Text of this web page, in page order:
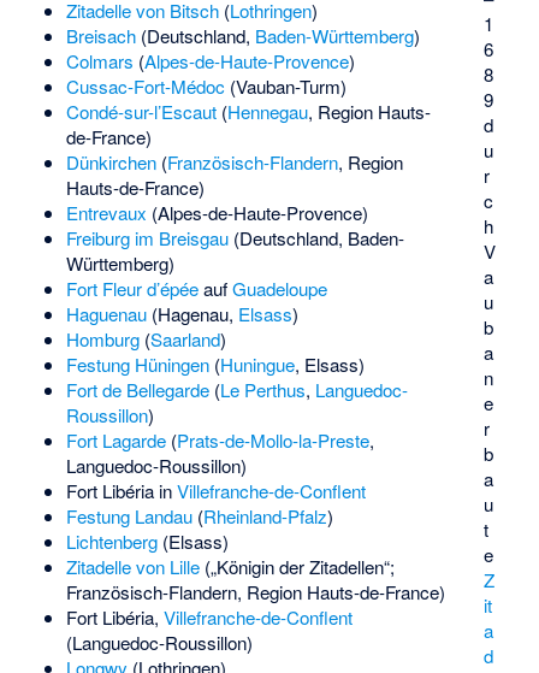
1
6
8
9
d
u
r
c
h
V
a
u
b
a
n
e
r
b
a
u
t
e
Z
it
a
d
Zitadelle von Bitsch(Lothringen)
Breisach(Deutschland, Baden-Württemberg)
Colmars (Alpes-de-Haute-Provence)
Cussac-Fort-Médoc(Vauban-Turm)
Condé-sur-l’Escaut(Hennegau, Region Hauts-
de-France)
Dünkirchen(Französisch-Flandern, Region
Hauts-de-France)
Entrevaux (Alpes-de-Haute-Provence)
Freiburg im Breisgau(Deutschland, Baden-
Württemberg)
Fort Fleur d’épéeaufGuadeloupe
Haguenau(Hagenau, Elsass)
Homburg(Saarland)
Festung Hüningen(Huningue, Elsass)
Fort de Bellegarde(Le Perthus, Languedoc-
Roussillon)
Fort Lagarde(Prats-de-Mollo-la-Preste,
Languedoc-Roussillon)
Fort LibériainVillefranche-de-Conflent
Festung Landau(Rheinland-Pfalz)
Lichtenberg(Elsass)
Zitadelle von Lille(„Königin der Zitadellen“;
Französisch-Flandern, Region Hauts-de-France)
Fort Libéria, Villefranche-de-Conflent
(Languedoc-Roussillon)
Longwy (Lothringen)